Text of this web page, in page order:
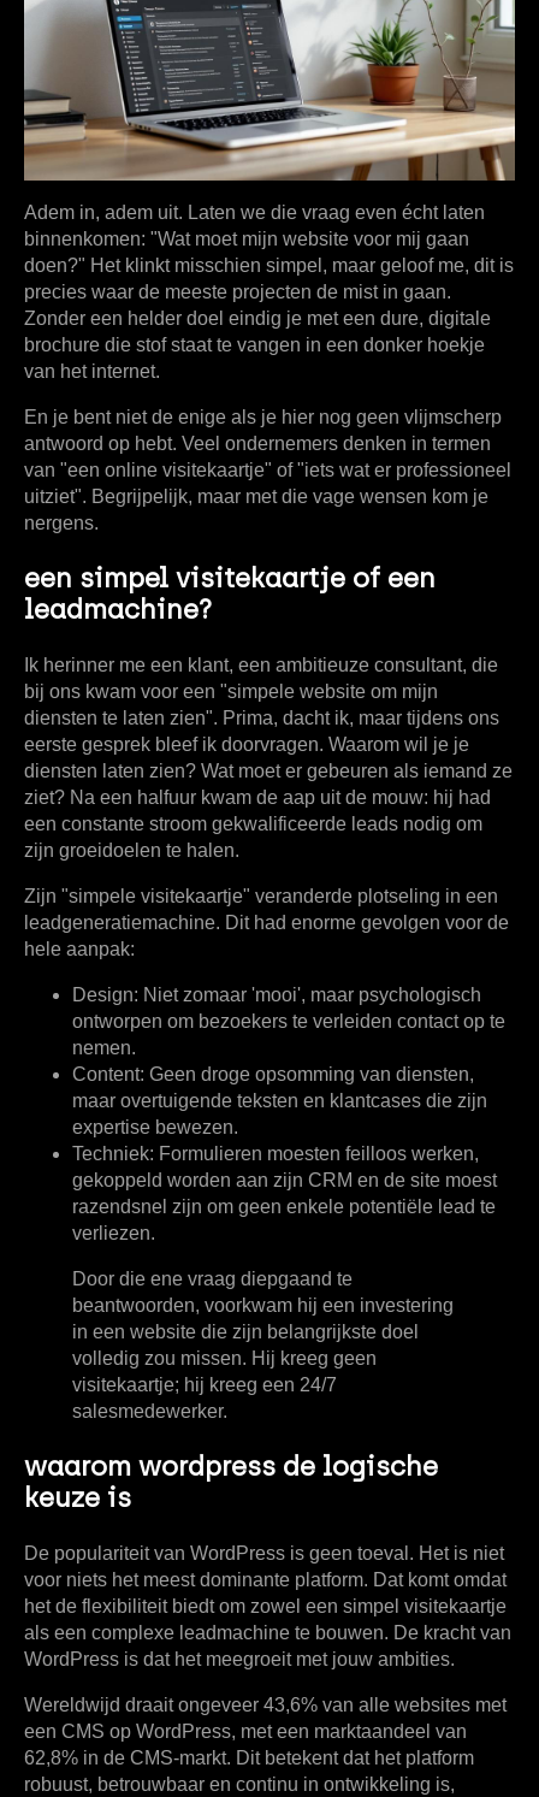
Adem in, adem uit. Laten we die vraag even écht laten
binnenkomen: "Wat moet mijn website voor mij gaan
doen?" Het klinkt misschien simpel, maar geloof me, dit is
precies waar de meeste projecten de mist in gaan.
Zonder een helder doel eindig je met een dure, digitale
brochure die stof staat te vangen in een donker hoekje
van het internet.
En je bent niet de enige als je hier nog geen vlijmscherp
antwoord op hebt. Veel ondernemers denken in termen
van "een online visitekaartje" of "iets wat er professioneel
uitziet". Begrijpelijk, maar met die vage wensen kom je
nergens.
een simpel visitekaartje of een
leadmachine?
Ik herinner me een klant, een ambitieuze consultant, die
bij ons kwam voor een "simpele website om mijn
diensten te laten zien". Prima, dacht ik, maar tijdens ons
eerste gesprek bleef ik doorvragen. Waarom wil je je
diensten laten zien? Wat moet er gebeuren als iemand ze
ziet? Na een halfuur kwam de aap uit de mouw: hij had
een constante stroom gekwalificeerde leads nodig om
zijn groeidoelen te halen.
Zijn "simpele visitekaartje" veranderde plotseling in een
leadgeneratiemachine. Dit had enorme gevolgen voor de
hele aanpak:
Design: Niet zomaar 'mooi', maar psychologisch
ontworpen om bezoekers te verleiden contact op te
nemen.
Content: Geen droge opsomming van diensten,
maar overtuigende teksten en klantcases die zijn
expertise bewezen.
Techniek: Formulieren moesten feilloos werken,
gekoppeld worden aan zijn CRM en de site moest
razendsnel zijn om geen enkele potentiële lead te
verliezen.
Door die ene vraag diepgaand te
beantwoorden, voorkwam hij een investering
in een website die zijn belangrijkste doel
volledig zou missen. Hij kreeg geen
visitekaartje; hij kreeg een 24/7
salesmedewerker.
waarom wordpress de logische
keuze is
De populariteit van WordPress is geen toeval. Het is niet
voor niets het meest dominante platform. Dat komt omdat
het de flexibiliteit biedt om zowel een simpel visitekaartje
als een complexe leadmachine te bouwen. De kracht van
WordPress is dat het meegroeit met jouw ambities.
Wereldwijd draaitongeveer 43,6% van alle websites met
een CMS op WordPress, met een marktaandeel van
62,8% in de CMS-markt. Dit betekent dat het platform
robuust, betrouwbaar en continu in ontwikkeling is,